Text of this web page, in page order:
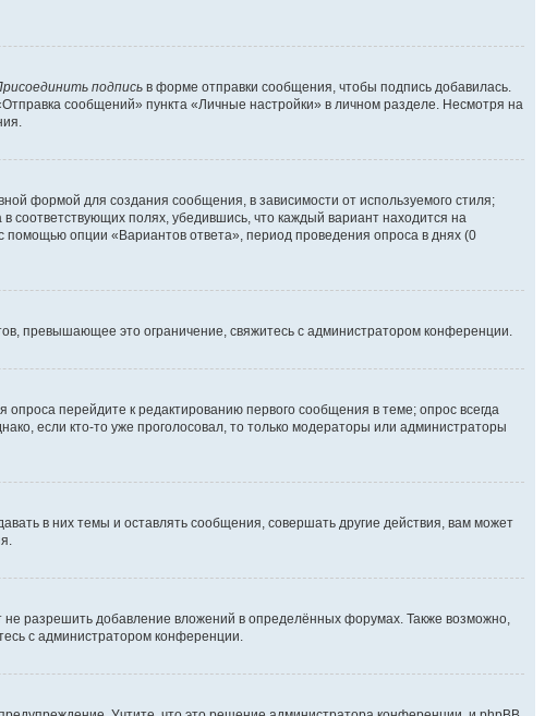
подпись в форме отправки сообщения, чтобы подпись добавилась.
сообщений» пункта «Личные настройки» в личном разделе. Несмотря на
формой для создания сообщения, в зависимости от используемого стиля;
соответствующих полях, убедившись, что каждый вариант находится на
помощью опции «Вариантов ответа», период проведения опроса в днях (0
превышающее это ограничение, свяжитесь с администратором конференции.
перейдите к редактированию первого сообщения в теме; опрос всегда
если кто-то уже проголосовал, то только модераторы или администраторы
в них темы и оставлять сообщения, совершать другие действия, вам может
разрешить добавление вложений в определённых форумах. Также возможно,
с администратором конференции.